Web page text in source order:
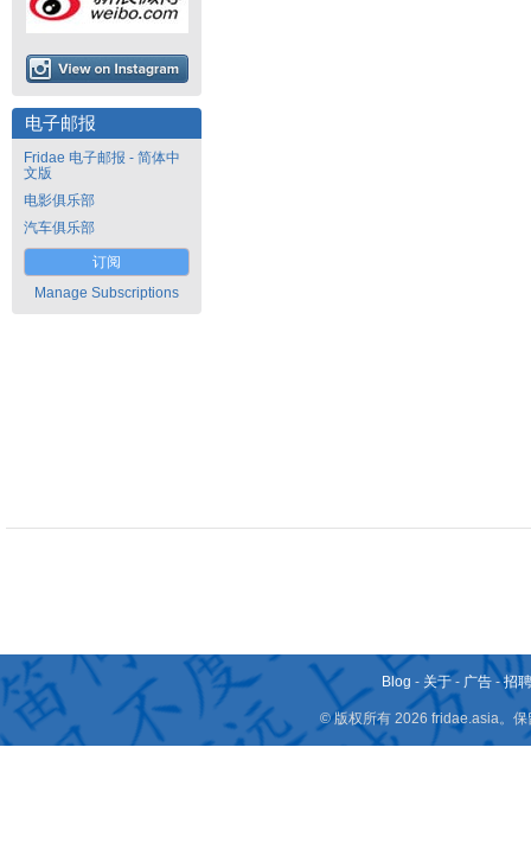
电子邮报
Fridae 电子邮报 - 简体中
文版
电影俱乐部
汽车俱乐部
订阅
Manage Subscriptions
Blog - 关于 - 广告 -招
© 版权所有 2026 fridae.asia。